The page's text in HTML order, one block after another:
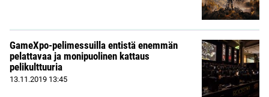
GameXpo-pelimessuilla entistä enemmän
pelattavaa ja monipuolinen kattaus
pelikulttuuria
13.11.2019 13:45